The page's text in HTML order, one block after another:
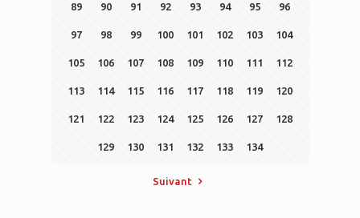
89 90 91 92 93 94 95 96
97 98 99 100 101 102 103 104
105 106 107 108 109 110 111 112
113 114 115 116 117 118 119 120
121 122 123 124 125 126 127 128
129 130 131 132 133 134
Suivant